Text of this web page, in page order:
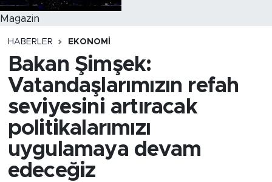
Magazin
HABERLER EKONOMI
Bakan Şimşek:
Vatandaşlarımızın refah
seviyesini artıracak
politikalarımızı
uygulamaya devam
edeceğiz